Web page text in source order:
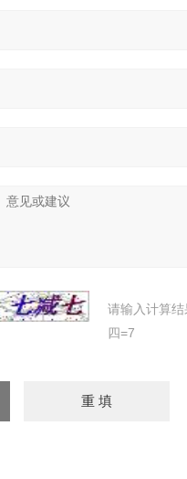
请输入计算
四=7